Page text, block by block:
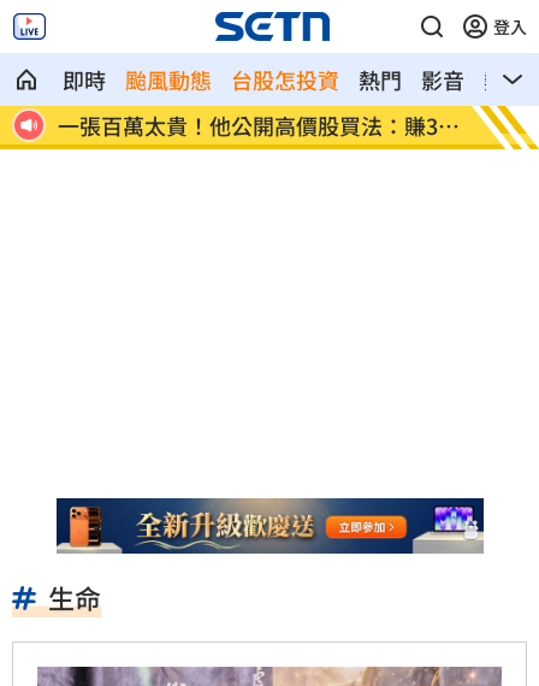
登入
即時 颱風動態 台股怎投資 熱門 影音
熱搜
30
獨／海外遊學增強外語 台人夯英、美、
加
長尾
因
生命